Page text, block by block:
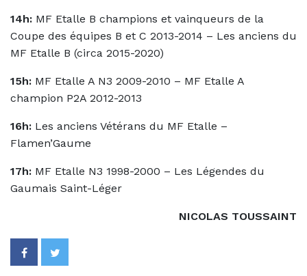
14h: MF Etalle B champions et vainqueurs de la
Coupe des équipes B et C 2013-2014 – Les anciens du
MF Etalle B (circa 2015-2020)
15h: MF Etalle A N3 2009-2010 – MF Etalle A
champion P2A 2012-2013
16h: Les anciens Vétérans du MF Etalle –
Flamen’Gaume
17h: MF Etalle N3 1998-2000 – Les Légendes du
Gaumais Saint-Léger
NICOLAS TOUSSAINT